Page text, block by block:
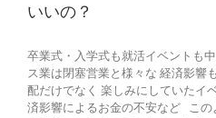
いいの？
卒業式・入学式も就活イベントも
ス業は閉塞営業と様々な 経済影
配だけでなく 楽しみにしていたイ
済影響によるお金の不安など この